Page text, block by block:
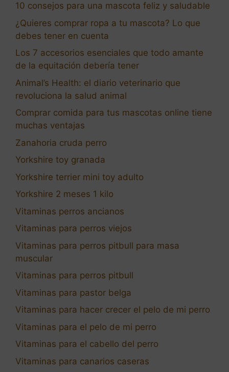
10 consejos para una mascota feliz y saludable
¿Quieres comprar ropa a tu mascota? Lo que
debes tener en cuenta
Los 7 accesorios esenciales que todo amante
de la equitación debería tener
Animal’s Health: el diario veterinario que
revoluciona la salud animal
Comprar comida para tus mascotas online tiene
muchas ventajas
Zanahoria cruda perro
Yorkshire toy granada
Yorkshire terrier mini toy adulto
Yorkshire 2 meses 1 kilo
Vitaminas perros ancianos
Vitaminas para perros viejos
Vitaminas para perros pitbull para masa
muscular
Vitaminas para perros pitbull
Vitaminas para pastor belga
Vitaminas para hacer crecer el pelo de mi perro
Vitaminas para el pelo de mi perro
Vitaminas para el cabello del perro
Vitaminas para canarios caseras